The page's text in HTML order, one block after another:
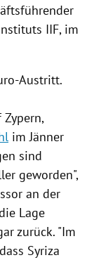
IIF, im
Austritt.
Zypern,
im Jänner
sind
geworden",
an der
Lage
zurück. "Im
Syriza